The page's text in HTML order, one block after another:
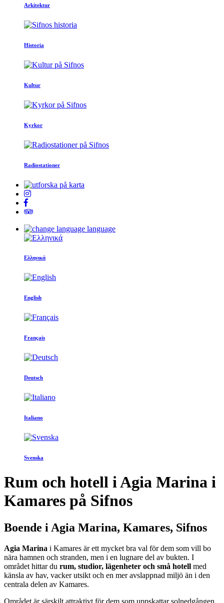
Arkitektur
Historia
Kultur
Kyrkor
Radiostationer
language
Ελληνικά
English
Français
Deutsch
Italiano
Svenska
Rum och hotell i Agia Marina i
Kamares på Sifnos
Boende i Agia Marina, Kamares, Sifnos
Agia Marina i Kamares är ett mycket bra val för dem som vill bo
nära hamnen och stranden, men i en lugnare del av bukten. I
området hittar du rum, studior, lägenheter och små hotell med
känsla av hav, vacker utsikt och en mer avslappnad miljö än i den
centrala delen av Kamares.